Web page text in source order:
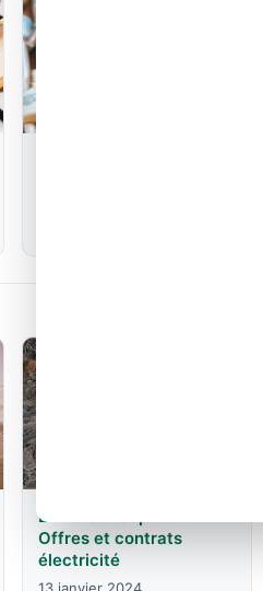
EDF à St Loup 69490 -
Offres et contrats
électricité
13 janvier 2024